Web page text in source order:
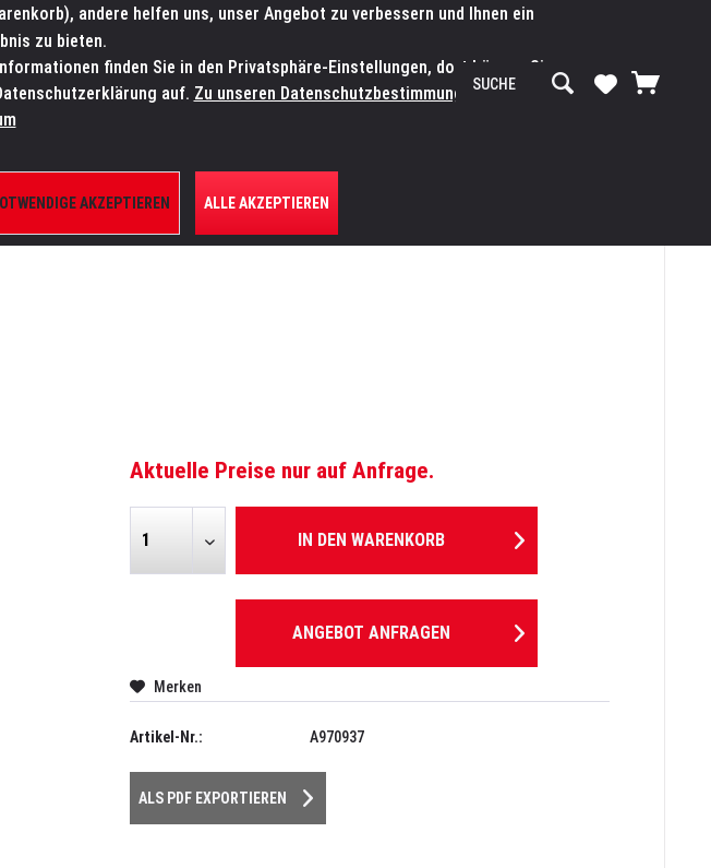
24/7: sales@lmp.de SERVICE-WERKSTATT Service/Hilfe
SERVICE ÜBER UNS
Aktuelle Preise nur auf Anfrage.
IN DEN WARENKORB
ANGEBOT ANFRAGEN
Merken
Artikel-Nr.: A970937
ALS PDF EXPORTIEREN
andere helfen uns, unser Angebot zu verbessern und Ihnen ein
zu bieten.
finden Sie in den Privatsphäre-Einstellungen, dort können Sie
auf. Zu unseren Datenschutzbestimmungen. Zum
AKZEPTIEREN ALLE AKZEPTIEREN